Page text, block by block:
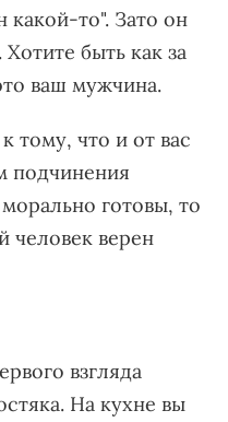
какой-то". Зато он
быть как за
ваш мужчина.
тому, что и от вас
подчинения
готовы, то
человек верен
взгляда
На кухне вы